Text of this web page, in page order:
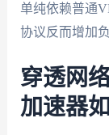
单纯依赖普通
协议反而增加
穿透网
加速器